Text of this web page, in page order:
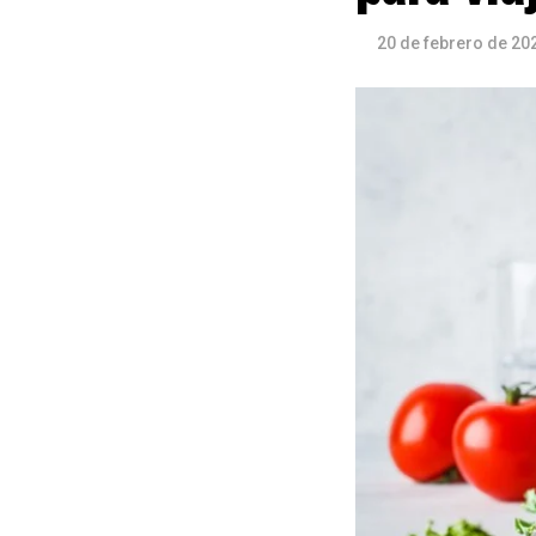
20 de febrero de